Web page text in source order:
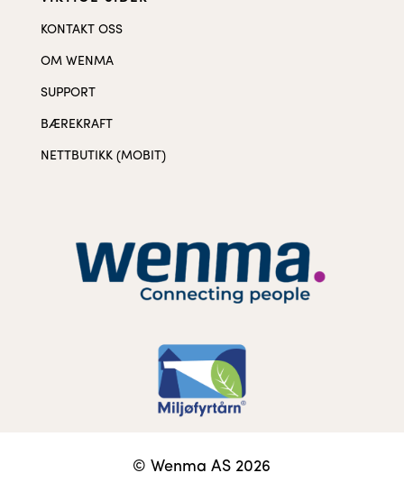
KONTAKT OSS
OM WENMA
SUPPORT
BÆREKRAFT
NETTBUTIKK (MOBIT)
© Wenma AS